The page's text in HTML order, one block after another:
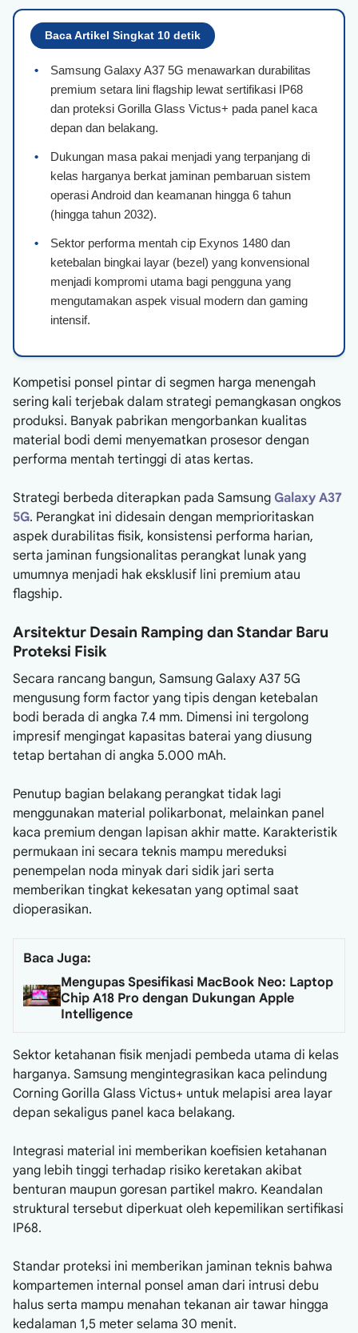
Baca Artikel Singkat 10 detik
•
Samsung Galaxy A37 5G menawarkan durabilitas
premium setara lini flagship lewat sertifikasi IP68
dan proteksi Gorilla Glass Victus+ pada panel kaca
depan dan belakang.
•
Dukungan masa pakai menjadi yang terpanjang di
kelas harganya berkat jaminan pembaruan sistem
operasi Android dan keamanan hingga 6 tahun
(hingga tahun 2032).
•
Sektor performa mentah cip Exynos 1480 dan
ketebalan bingkai layar (bezel) yang konvensional
menjadi kompromi utama bagi pengguna yang
mengutamakan aspek visual modern dan gaming
intensif.
Kompetisi ponsel pintar di segmen harga menengah
sering kali terjebak dalam strategi pemangkasan ongkos
produksi. Banyak pabrikan mengorbankan kualitas
material bodi demi menyematkan prosesor dengan
performa mentah tertinggi di atas kertas.
Strategi berbeda diterapkan pada Samsung Galaxy A37
5G. Perangkat ini didesain dengan memprioritaskan
aspek durabilitas fisik, konsistensi performa harian,
serta jaminan fungsionalitas perangkat lunak yang
umumnya menjadi hak eksklusif lini premium atau
flagship.
Arsitektur Desain Ramping dan Standar Baru
Proteksi Fisik
Secara rancang bangun, Samsung Galaxy A37 5G
mengusung form factor yang tipis dengan ketebalan
bodi berada di angka 7.4 mm. Dimensi ini tergolong
impresif mengingat kapasitas baterai yang diusung
tetap bertahan di angka 5.000 mAh.
Penutup bagian belakang perangkat tidak lagi
menggunakan material polikarbonat, melainkan panel
kaca premium dengan lapisan akhir matte. Karakteristik
permukaan ini secara teknis mampu mereduksi
penempelan noda minyak dari sidik jari serta
memberikan tingkat kekesatan yang optimal saat
dioperasikan.
Baca Juga:
Mengupas Spesifikasi MacBook Neo: Laptop
Chip A18 Pro dengan Dukungan Apple
Intelligence
Sektor ketahanan fisik menjadi pembeda utama di kelas
harganya. Samsung mengintegrasikan kaca pelindung
Corning Gorilla Glass Victus+ untuk melapisi area layar
depan sekaligus panel kaca belakang.
Integrasi material ini memberikan koefisien ketahanan
yang lebih tinggi terhadap risiko keretakan akibat
benturan maupun goresan partikel makro. Keandalan
struktural tersebut diperkuat oleh kepemilikan sertifikasi
IP68.
Standar proteksi ini memberikan jaminan teknis bahwa
kompartemen internal ponsel aman dari intrusi debu
halus serta mampu menahan tekanan air tawar hingga
kedalaman 1,5 meter selama 30 menit.